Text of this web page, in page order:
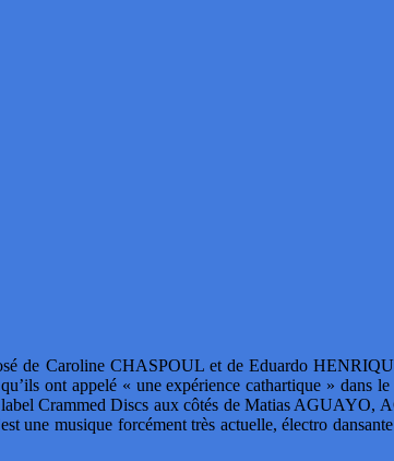
de Caroline CHASPOUL et de Eduardo
ont appelé « une expérience cathartique »
Crammed Discs aux côtés de Matias
une musique forcément très actuelle, électro